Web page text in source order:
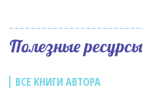
Полезные ресурсы
ВСЕ КНИГИ АВТОРА